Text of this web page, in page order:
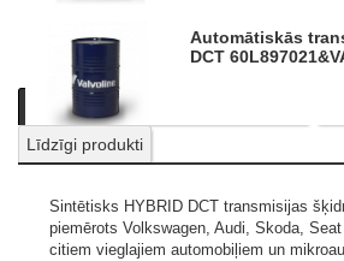
Automātiskās transmisijas eļļa Hybrid
DCT 60L
Apraksts Informācija par produktu
Līdzīgi produkti
Sintētisks HYBRID DCT transmisijas
piemērots Volkswagen, Audi, Skoda,
citiem vieglajiem automobiļiem un